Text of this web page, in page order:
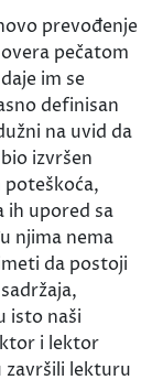
prevođenje
pečatom
im se
definisan
na uvid da
izvršen
ih upored sa
njima nema
da postoji
isto naši
i lektor
završili lekturu